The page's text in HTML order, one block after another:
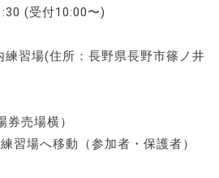
(受付10:00〜)
練習場(住所：長野県長野市篠ノ井
売場横）
習場へ移動（参加者・保護者）